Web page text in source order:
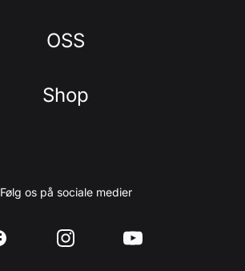
OSS
Shop
Følg os på sociale medier